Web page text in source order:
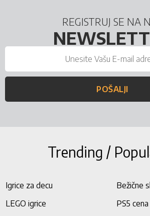
REGISTRUJ SE NA
POŠALJI
Trending /
Igrice za decu
Bežične
LEGO igrice
PS5 cena